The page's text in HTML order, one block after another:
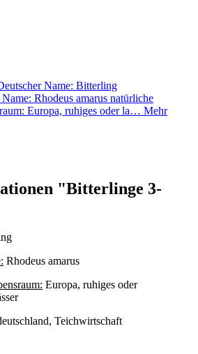
Name: Bitterling
Rhodeus amarus natürliche
Europa, ruhiges oder la… Mehr
"Bitterlinge 3-
Rhodeus amarus
Europa, ruhiges oder
Teichwirtschaft